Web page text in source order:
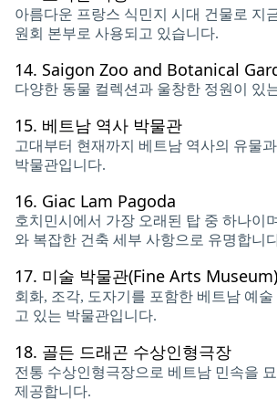
아름다운 프랑스 식민지 시대 건물로 지
원회 본부로 사용되고 있습니다.
14. Saigon Zoo and Botanical
다양한 동물 컬렉션과 울창한 정원이 있
15. 베트남 역사 박물관
고대부터 현재까지 베트남 역사의 유물
박물관입니다.
16. Giac Lam Pagoda
호치민시에서 가장 오래된 탑 중 하나이
와 복잡한 건축 세부 사항으로 유명합니
17. 미술 박물관(Fine Arts Museum)
회화, 조각, 도자기를 포함한 베트남 예
고 있는 박물관입니다.
18. 골든 드래곤 수상인형극장
전통 수상인형극장으로 베트남 민속을
제공합니다.